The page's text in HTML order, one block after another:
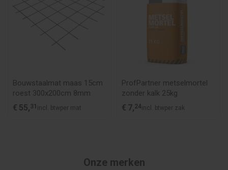
Bouwstaalmat maas 15cm
roest 300x200cm 8mm
€ 55, 31 incl. btwper mat
ProfPartner metselmortel
zonder kalk 25kg
€ 7,24 incl. btwper zak
Onze merken